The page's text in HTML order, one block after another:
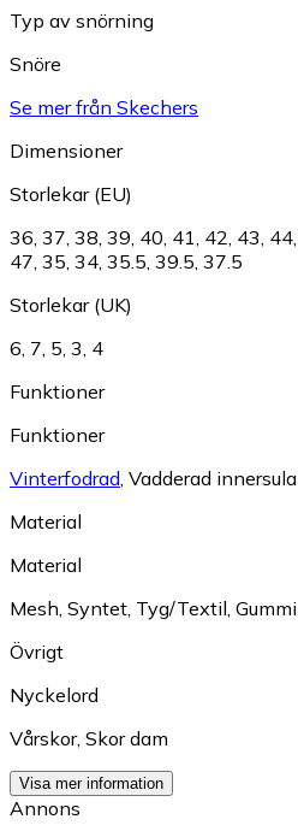
Typ av snörning
Snöre
Se mer från Skechers
Dimensioner
Storlekar (EU)
36 37 38 39 40 41 42 43 44
47 35 34 35.5 39.5 37.5
Storlekar (UK)
6 7 5 3 4
Funktioner
Funktioner
Vinterfodrad Vadderad innersula
Material
Material
Mesh Syntet Tyg/Textil Gummi
Övrigt
Nyckelord
Vårskor, Skor dam
Visa mer information
Annons